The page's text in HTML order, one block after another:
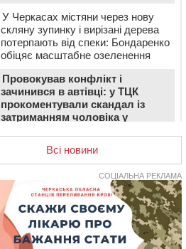
У Черкасах містяни через нову
скляну зупинку і вирізані дерева
потерпають від спеки: Бондаренко
обіцяє масштабне озеленення
Провокував конфлікт і
зачинився в автівці: у ТЦК
прокоментували скандал із
затриманням чоловіка у
У Тальному працівники ТЦК
вибили вікно і витягли з автівки
чоловіка (ВІДЕО)
На Звенигородщині чоловік до
смерті побив 82-річного
односельця
Всі новини
СОЦІАЛЬНА РЕКЛАМА